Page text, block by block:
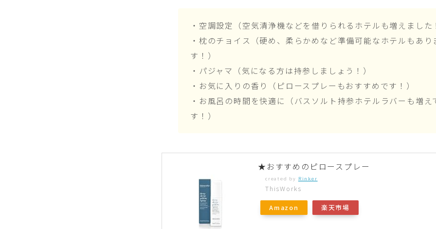
・空調設定（空気清浄機などを借りられるホテルも増えました
・枕のチョイス（硬め、柔らかめなど準備可能なホテルもあり
す！）
・パジャマ（気になる方は持参しましょう！）
・お気に入りの香り（ピロースプレーもおすすめです！）
・お風呂の時間を快適に（バスソルト持参ホテルラバーも増え
す！）
★おすすめのピロースプレー
created by Rinker
ThisWorks
Amazon 楽天市場